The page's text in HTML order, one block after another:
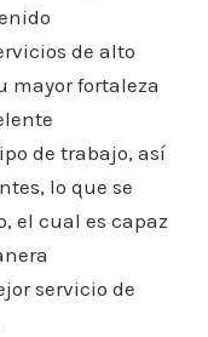
de alto
mayor fortaleza
de trabajo, así
lo que se
el cual es capaz
servicio de